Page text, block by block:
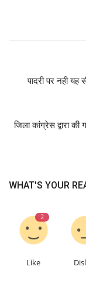
पादरी पर नही
जिला कांग्रेस द्वारा
WHAT'S YOUR
2
Like